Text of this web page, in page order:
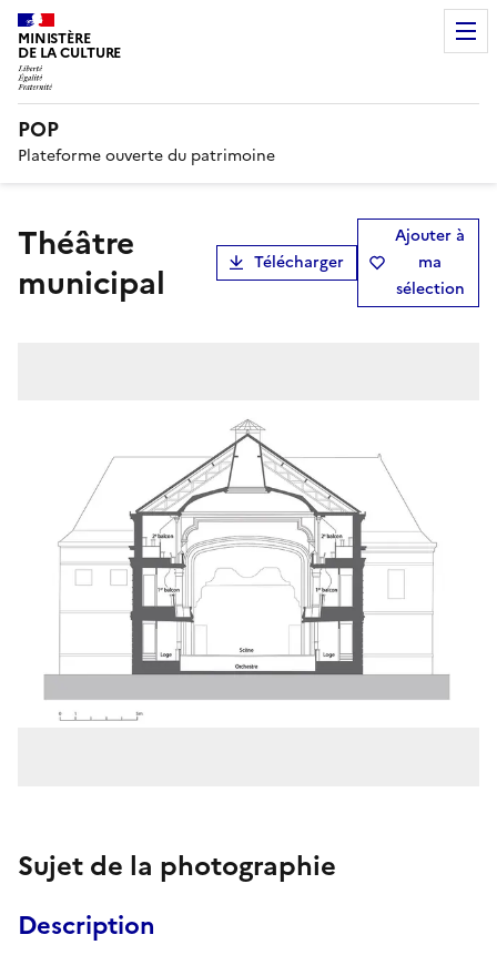
MINISTÈRE
DE LA CULTURE
POP
Plateforme ouverte du patrimoine
théâtre
municipal
Télécharger
Ajouter à
ma
sélection
Sujet de la photographie
Description